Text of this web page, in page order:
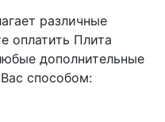
различные
оплатить Плита
дополнительные
способом: